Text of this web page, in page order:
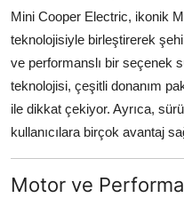
Mini Cooper Electric, ikonik
teknolojisiyle birleştirerek
ve performanslı bir seçenek
teknolojisi, çeşitli donanım
ile dikkat çekiyor. Ayrıca,
kullanıcılara birçok avantaj
Motor ve